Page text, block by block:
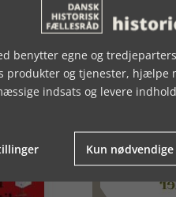
benytter egne og
produkter og tjenester, hjælpe
indsats og levere
Kun